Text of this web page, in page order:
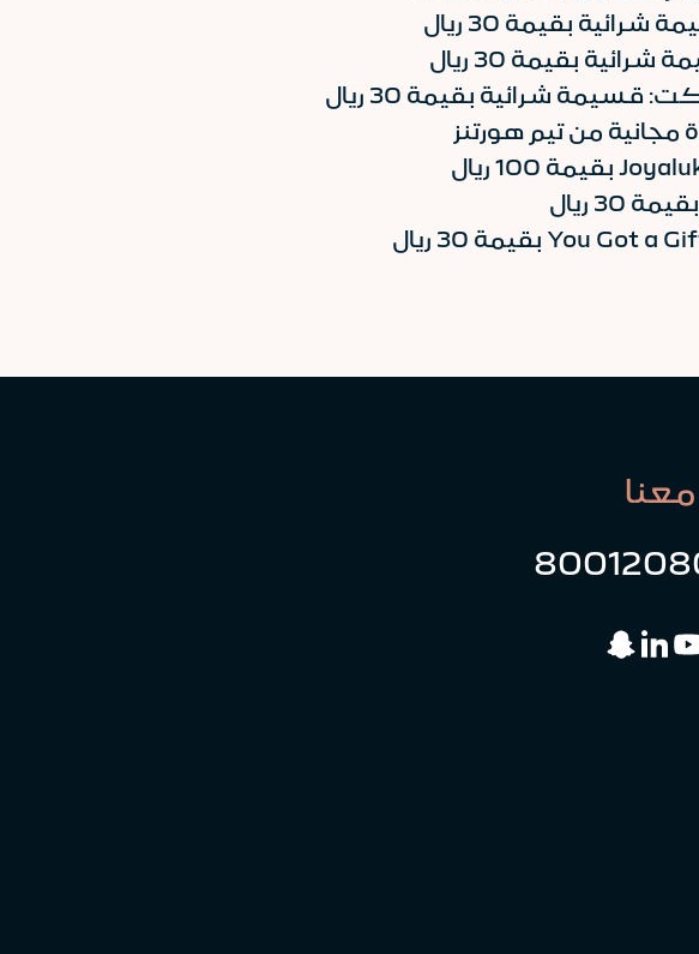
بقيمة 30 ريال
بقيمة 30 ريال
قسيمة شرائية بقيمة 30 ريال
من تيم هورتنز
30 ريال